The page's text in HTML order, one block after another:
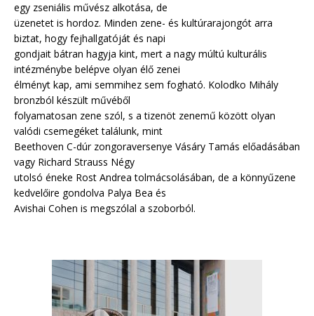
egy zseniális művész alkotása, de
üzenetet is hordoz. Minden zene- és kultúrarajongót arra
biztat, hogy fejhallgatóját és napi
gondjait bátran hagyja kint, mert a nagy múltú kulturális
intézménybe belépve olyan élő zenei
élményt kap, ami semmihez sem fogható. Kolodko Mihály
bronzból készült művéből
folyamatosan zene szól, s a tizenöt zenemű között olyan
valódi csemegéket találunk, mint
Beethoven C-dúr zongoraversenye Vásáry Tamás előadásában
vagy Richard Strauss Négy
utolsó éneke Rost Andrea tolmácsolásában, de a könnyűzene
kedvelőire gondolva Palya Bea és
Avishai Cohen is megszólal a szoborból.